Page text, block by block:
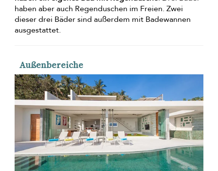
haben aber auch Regenduschen im Freien. Zwei
dieser drei Bäder sind außerdem mit Badewannen
ausgestattet.
Außenbereiche